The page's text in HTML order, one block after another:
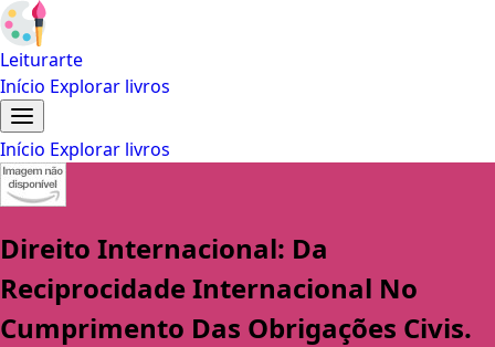
Leiturarte
Início Explorar livros
Início Explorar livros
Direito Internacional: Da
Reciprocidade Internacional No
Cumprimento Das Obrigações Civis.